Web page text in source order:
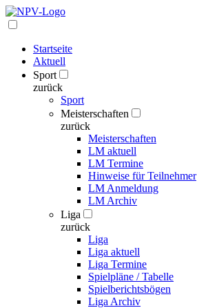
Startseite
Aktuell
Sport
zurück
Sport
Meisterschaften
zurück
Meisterschaften
LM aktuell
LM Termine
Hinweise für Teilnehmer
LM Anmeldung
LM Archiv
Liga
zurück
Liga
Liga aktuell
Liga Termine
Spielpläne / Tabelle
Spielberichtsbögen
Liga Archiv